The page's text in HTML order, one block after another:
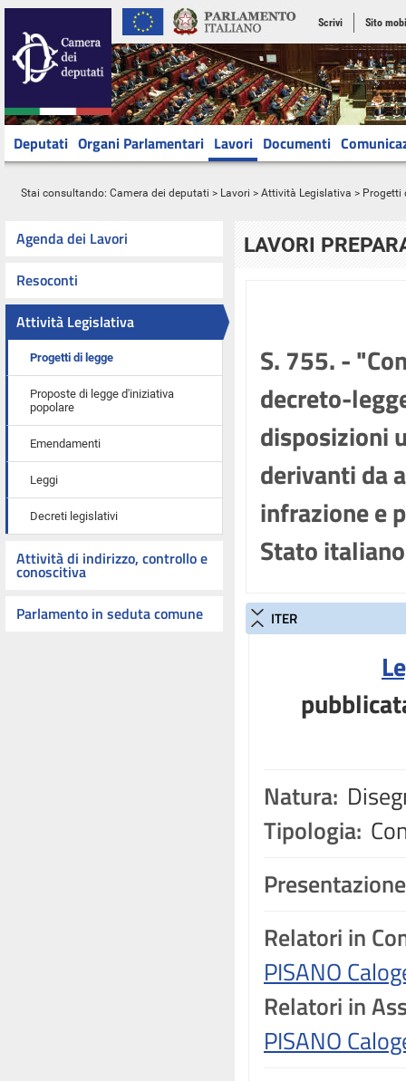
Scrivi Sito
Deputati Organi Parlamentari Lavori Documenti
Stai consultando: Camera dei deputati > Lavori > Attività Legislativa > Progetti
Agenda dei Lavori
Resoconti
Attività Legislativa
Progetti di legge
Proposte di legge d'iniziativa
popolare
Emendamenti
Leggi
Decreti legislativi
Attività di indirizzo, controllo e
conoscitiva
Parlamento in seduta comune
LAVORI
S. 755. -
decreto-
disposizioni
derivanti da
infrazione e
Stato
ITER
Natura:
Tipologia:
Relatori in
PISANO
Relatori in
PISANO